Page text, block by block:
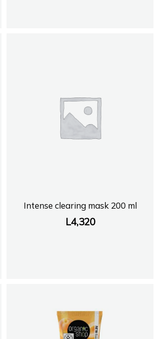
Intense clearing mask 200 ml
L4,320